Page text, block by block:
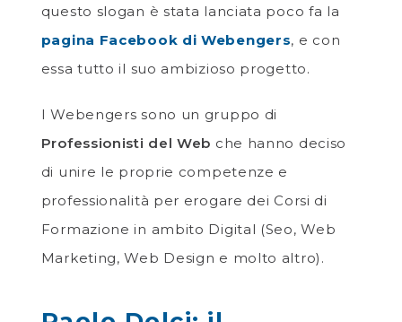
questo slogan è stata lanciata poco fa la
pagina Facebook di Webengers, e con
essa tutto il suo ambizioso progetto.
I Webengers sono un gruppo di
Professionisti del Web che hanno deciso
di unire le proprie competenze e
professionalità per erogare dei Corsi di
Formazione in ambito Digital (Seo, Web
Marketing, Web Design e molto altro).